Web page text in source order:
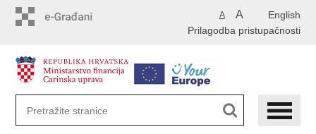
English
A A
Prilagodba pristupačnosti